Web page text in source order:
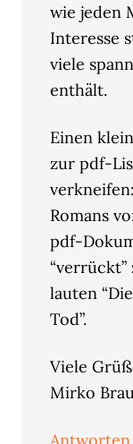
wie jeden
Interesse
viele
enthält.
Einen
zur pdf-
Romans
pdf-
lauten
Tod”.
Viele
Mirko